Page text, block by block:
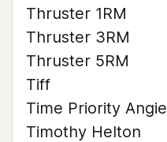
Thruster 1RM
Thruster 3RM
Thruster 5RM
Tiff
Time Priority Angie
Timothy Helton